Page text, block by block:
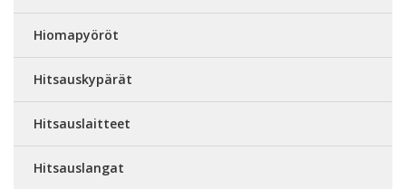
Hiomapyöröt
Hitsauskypärät
Hitsauslaitteet
Hitsauslangat